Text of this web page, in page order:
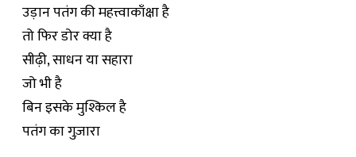
उड़ान पतंग की महत्त्वाकाँक्षा है
तो फिर डोर क्या है
सीढ़ी, साधन या सहारा
जो भी है
बिन इसके मुश्किल है
पतंग का गुज़ारा